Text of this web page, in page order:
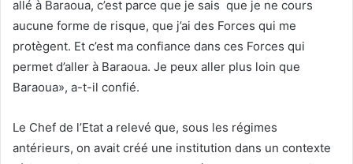
allé à Baraoua, c’est parce que je sais que je ne cours
aucune forme de risque, que j’ai des Forces qui me
protègent. Et c’est ma confiance dans ces Forces qui
permet d’aller à Baraoua. Je peux aller plus loin que
Baraoua», a-t-il confié.
Le Chef de l’Etat a relevé que, sous les régimes
antérieurs, on avait créé une institution dans un contexte